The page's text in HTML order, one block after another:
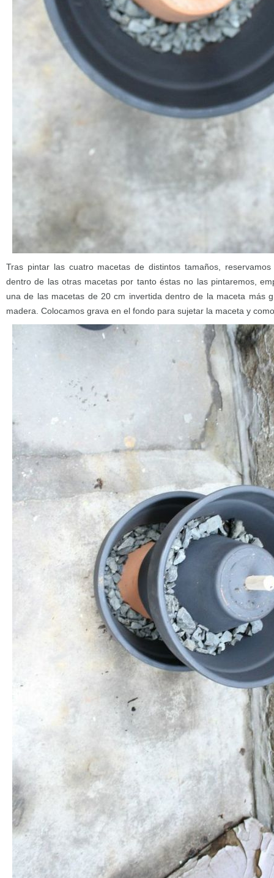
Tras pintar las cuatro macetas de distintos tamaños,
dentro de las otras macetas por tanto éstas no las pintaremos,
una de las macetas de 20 cm invertida dentro de la maceta más
madera. Colocamos grava en el fondo para sujetar la maceta y